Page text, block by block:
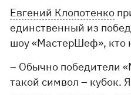
Евгений Клопотенко
единственный из
шоу «МастерШеф», кто
– Обычно победители
такой символ – кубок.